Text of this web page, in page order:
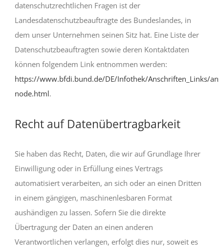
datenschutzrechtlichen Fragen ist der
Landesdatenschutzbeauftragte des Bundeslandes, in
dem unser Unternehmen seinen Sitz hat. Eine Liste der
Datenschutzbeauftragten sowie deren Kontaktdaten
können folgendem Link entnommen werden:
https://www.bfdi.bund.de/DE/Infothek/Anschriften_Links/
node.html.
Recht auf Datenübertragbarkeit
Sie haben das Recht, Daten, die wir auf Grundlage Ihrer
Einwilligung oder in Erfüllung eines Vertrags
automatisiert verarbeiten, an sich oder an einen Dritten
in einem gängigen, maschinenlesbaren Format
aushändigen zu lassen. Sofern Sie die direkte
Übertragung der Daten an einen anderen
Verantwortlichen verlangen, erfolgt dies nur, soweit es